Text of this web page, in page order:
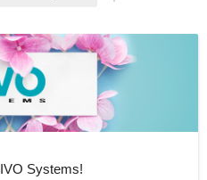
Systems!